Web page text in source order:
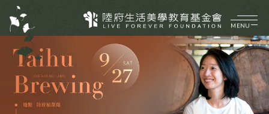
MENU
企業介紹
ABOUT
美好理願